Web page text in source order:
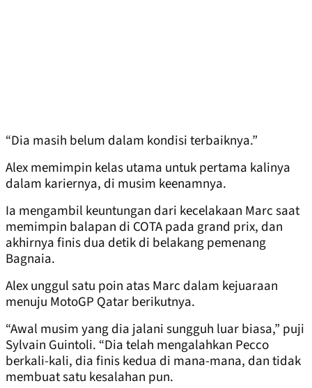
“Dia masih belum dalam kondisi terbaiknya.”
Alex memimpin kelas utama untuk pertama kalinya
dalam kariernya, di musim keenamnya.
Ia mengambil keuntungan dari kecelakaan Marc saat
memimpin balapan di COTA pada grand prix, dan
akhirnya finis dua detik di belakang pemenang
Bagnaia.
Alex unggul satu poin atas Marc dalam kejuaraan
menuju MotoGP Qatar berikutnya.
“Awal musim yang dia jalani sungguh luar biasa,” puji
Sylvain Guintoli. “Dia telah mengalahkan Pecco
berkali-kali, dia finis kedua di mana-mana, dan tidak
membuat satu kesalahan pun.